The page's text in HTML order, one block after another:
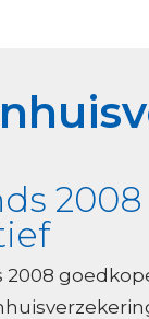
2008
2008